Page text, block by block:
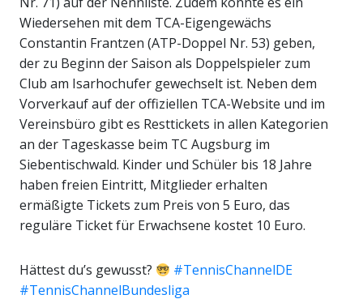
Wiedersehen mit dem TCA-Eigengewächs
Constantin Frantzen (ATP-Doppel Nr. 53) geben,
der zu Beginn der Saison als Doppelspieler zum
Club am Isarhochufer gewechselt ist. Neben dem
Vorverkauf auf der offiziellen TCA-Website und im
Vereinsbüro gibt es Resttickets in allen Kategorien
an der Tageskasse beim TC Augsburg im
Siebentischwald. Kinder und Schüler bis 18 Jahre
haben freien Eintritt, Mitglieder erhalten
ermäßigte Tickets zum Preis von 5 Euro, das
reguläre Ticket für Erwachsene kostet 10 Euro.
Hättest du’s gewusst?
#TennisChannelDE
#TennisChannelBundesliga